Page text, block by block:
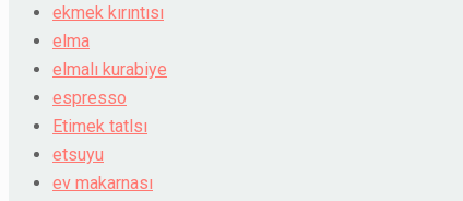
ekmek kırıntısı
elma
elmalı kurabiye
espresso
Etimek tatlsı
etsuyu
ev makarnası